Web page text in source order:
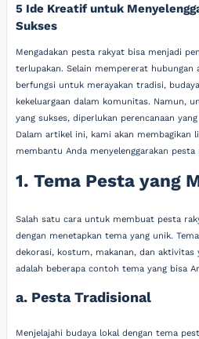
5 Ide Kreatif untuk
Sukses
Mengadakan pesta rakyat bisa menjadi
terlupakan. Selain mempererat hubungan
berfungsi untuk merayakan tradisi,
kekeluargaan dalam komunitas. Namun,
yang sukses, diperlukan perencanaan
Dalam artikel ini, kami akan membagikan
membantu Anda menyelenggarakan
1. Tema Pesta yang
Salah satu cara untuk membuat pesta
dengan menetapkan tema yang unik.
dekorasi, kostum, makanan, dan aktivitas
adalah beberapa contoh tema yang bisa
a. Pesta Tradisional
Menjelajahi budaya lokal dengan tema